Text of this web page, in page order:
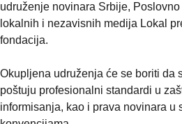
udruženje novinara Srbije,
lokalnih i nezavisnih medija Lokal
fondacija.
Okupljena udruženja će se boriti da
poštuju profesionalni standardi u
informisanja, kao i prava novinara u